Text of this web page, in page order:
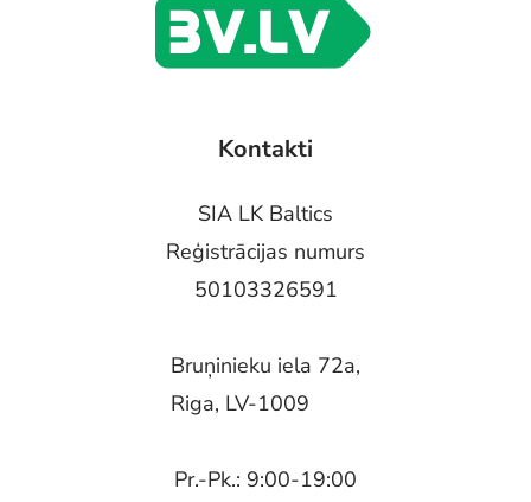
Kontakti
SIA LK Baltics
Reģistrācijas numurs
50103326591
Bruņinieku iela 72a,
Riga, LV-1009
Pr.-Pk.: 9:00-19:00